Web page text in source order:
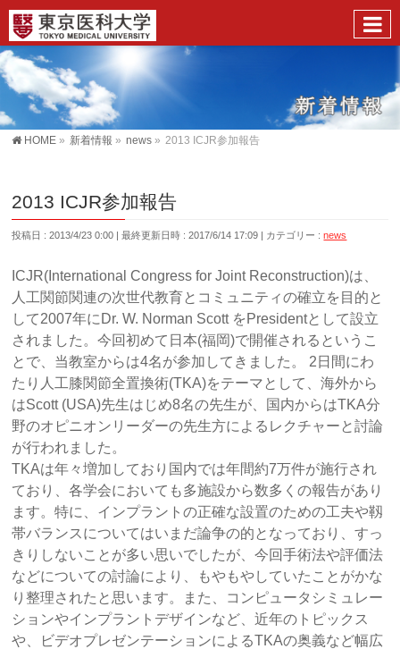
HOME » 新着情報 » news » 2013 ICJR参加報告
2013 ICJR参加報告
投稿日 : 2013/4/23 0:00 最終更新日時 : 2017/6/14 17:09 カテゴリー :news
ICJR(International Congress for Joint Reconstruction)は、
人工関節関連の次世代教育とコミュニティの確立を目的と
して2007年にDr. W. Norman Scott をPresidentとして設立
されました。今回初めて日本(福岡)で開催されるというこ
とで、当教室からは4名が参加してきました。 2日間にわ
たり人工膝関節全置換術(TKA)をテーマとして、海外から
はScott (USA)先生はじめ8名の先生が、国内からはTKA分
野のオピニオンリーダーの先生方によるレクチャーと討論
が行われました。
TKAは年々増加しており国内では年間約7万件が施行され
ており、各学会においても多施設から数多くの報告があり
ます。特に、インプラントの正確な設置のための工夫や靱
帯バランスについてはいまだ論争の的となっており、すっ
きりしないことが多い思いでしたが、今回手術法や評価法
などについての討論により、もやもやしていたことがかな
り整理されたと思います。また、コンピュータシミュレー
ションやインプラントデザインなど、近年のトピックス
や、ビデオプレゼンテーションによるTKAの奥義など幅広